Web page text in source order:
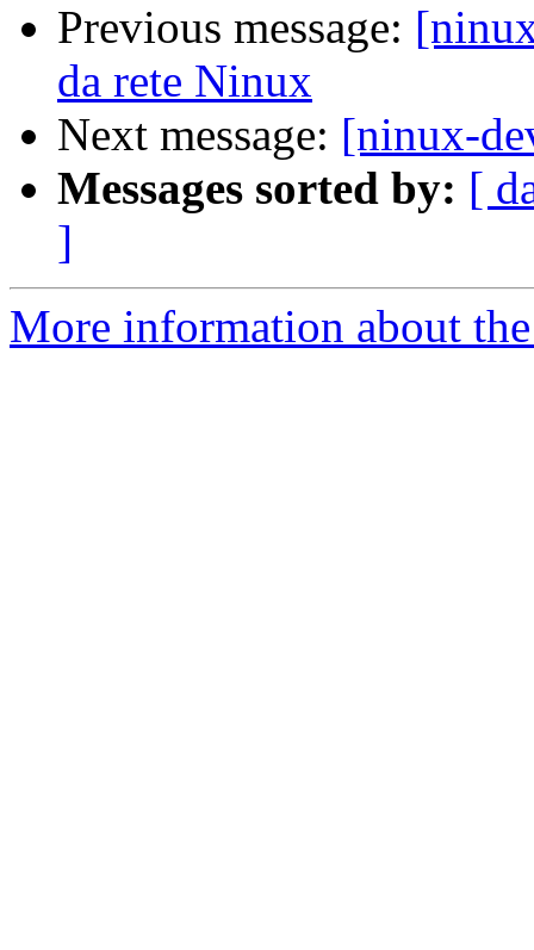
Previous message:
da rete Ninux
Next message: [ninux-
Messages sorted by: [
]
More information about